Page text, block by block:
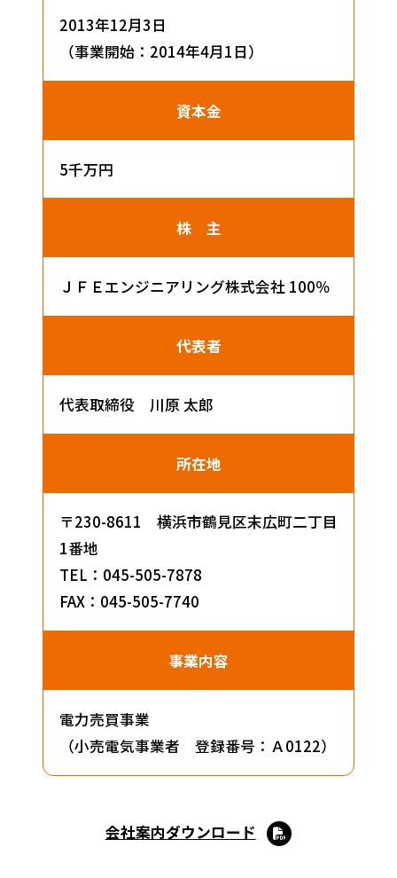
2013年12月3日
（事業開始：2014年4月1日）
資本金
5千万円
株 主
ＪＦＥエンジニアリング株式会社 100％
代表者
代表取締役 川原 太郎
所在地
〒230-8611 横浜市鶴見区末広町二丁目
1番地
TEL：045-505-7878
FAX：045-505-7740
事業内容
電力売買事業
（小売電気事業者 登録番号：Ａ0122）
会社案内ダウンロード